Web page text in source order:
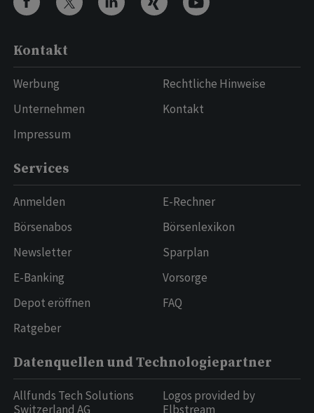
Kontakt
Werbung
Unternehmen
Impressum
Rechtliche Hinweise
Kontakt
Services
Anmelden
Börsenabos
Newsletter
E-Banking
Depot eröffnen
Ratgeber
E-Rechner
Börsenlexikon
Sparplan
Vorsorge
FAQ
Datenquellen und Technologiepartner
Allfunds Tech Solutions
Switzerland AG
Logos provided by
Elbstream